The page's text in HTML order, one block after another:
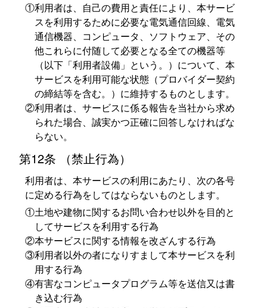
①利用者は、自己の費用と責任により、本サービ
スを利用するために必要な電気通信回線、電気
通信機器、コンピュータ、ソフトウェア、その
他これらに付随して必要となる全ての機器等
（以下「利用者設備」という。）について、本
サービスを利用可能な状態（プロバイダー契約
の締結等を含む。）に維持するものとします。
②利用者は、サービスに係る報告を当社から求め
られた場合、誠実かつ正確に回答しなければな
らない。
第12条 （禁止行為）
利用者は、本サービスの利用にあたり、次の各号
に定める行為をしてはならないものとします。
①土地や建物に関するお問い合わせ以外を目的と
してサービスを利用する行為
②本サービスに関する情報を改ざんする行為
③利用者以外の者になりすまして本サービスを利
用する行為
④有害なコンピュータプログラム等を送信又は書
き込む行為